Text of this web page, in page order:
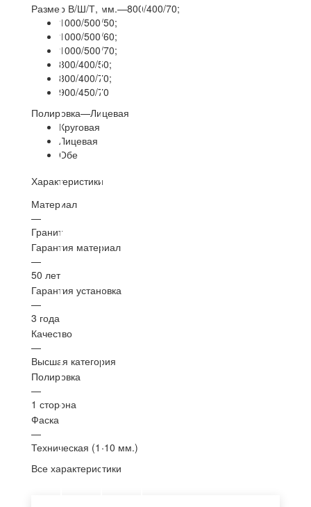
Размер В/Ш/Т, мм.—800/400/70;
1000/500/50;
1000/500/60;
1000/500/70;
800/400/50;
800/400/70;
900/450/70
Полировка—Лицевая
Круговая
Лицевая
Обе
Характеристики
Материал
—
Гранит
Гарантия материал
—
50 лет
Гарантия установка
—
3 года
Качество
—
Высшая категория
Полировка
—
1 сторона
Фаска
—
Техническая (1-10 мм.)
Все характеристики